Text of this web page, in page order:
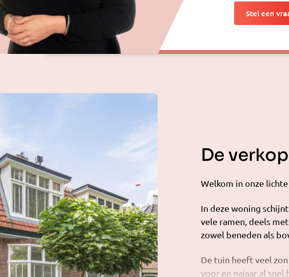
Stel een
De
Welkom in onze
In deze woning
vele ramen, deels
zowel beneden als
De tuin heeft veel
voor en najaar al